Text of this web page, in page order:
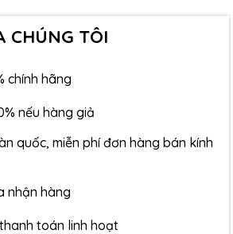
CHÚNG TÔI
chính hãng
nếu hàng giả
quốc, miễn phí đơn hàng bán kính
nhận hàng
toán linh hoạt